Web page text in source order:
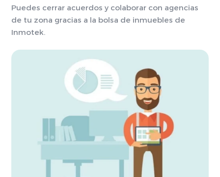
Puedes cerrar acuerdos y colaborar con agencias
de tu zona gracias a la bolsa de inmuebles de
Inmotek.